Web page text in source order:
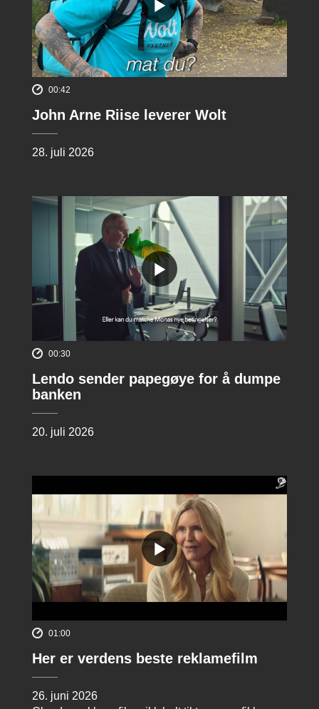
00:42
John Arne Riise leverer Wolt
28. juli 2026
00:30
Lendo sender papegøye for å dumpe
banken
20. juli 2026
01:00
Her er verdens beste reklamefilm
26. juni 2026